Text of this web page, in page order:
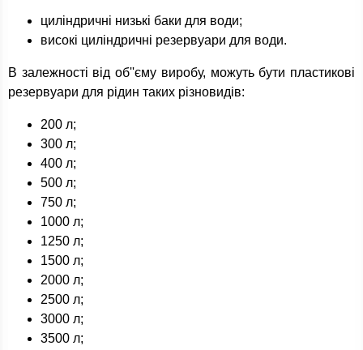
циліндричні низькі баки для води;
високі циліндричні резервуари для води.
В залежності від об''єму виробу, можуть бути пластикові
резервуари для рідин таких різновидів:
200 л;
300 л;
400 л;
500 л;
750 л;
1000 л;
1250 л;
1500 л;
2000 л;
2500 л;
3000 л;
3500 л;